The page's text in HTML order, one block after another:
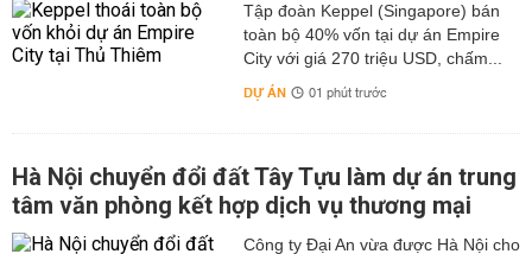
Tập đoàn Keppel (Singapore) bán
toàn bộ 40% vốn tại dự án Empire
City với giá 270 triệu USD, chấm...
DỰ ÁN 01 phút trước
Hà Nội chuyển đổi đất Tây Tựu làm dự án trung
tâm văn phòng kết hợp dịch vụ thương mại
Công ty Đại An vừa được Hà Nội cho